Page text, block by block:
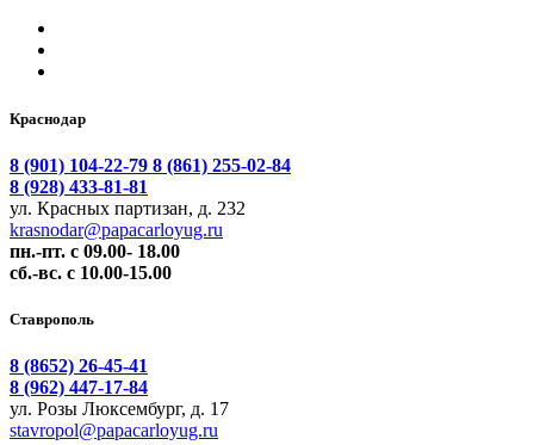
Краснодар
8 (901) 104-22-79 8 (861) 255-02-84
8 (928) 433-81-81
ул. Красных партизан, д. 232
krasnodar@papacarloyug.ru
пн.-пт. с 09.00- 18.00
сб.-вс. с 10.00-15.00
Ставрополь
8 (8652) 26-45-41
8 (962) 447-17-84
ул. Розы Люксембург, д. 17
stavropol@papacarloyug.ru